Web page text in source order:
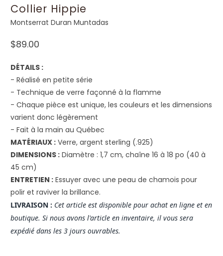
Collier Hippie
Montserrat Duran Muntadas
$89.00
DÉTAILS :
- Réalisé en petite série
- Technique de verre façonné à la flamme
- Chaque pièce est unique, les couleurs et les dimensions
varient donc légèrement
- Fait à la main au Québec
MATÉRIAUX : Verre, argent sterling (.925)
DIMENSIONS : Diamètre : 1,7 cm, chaîne 16 à 18 po (40 à
45 cm)
ENTRETIEN : Essuyer avec une peau de chamois pour
polir et raviver la brillance.
LIVRAISON : Cet article est disponible pour achat en ligne et en
boutique. Si nous avons l'article en inventaire, il vous sera
expédié dans les 3 jours ouvrables.